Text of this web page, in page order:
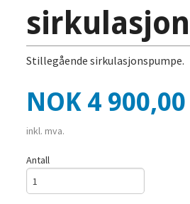
Stillegående sirkulasjonspumpe.
Pris
NOK 4 900,00
inkl. mva.
Antall